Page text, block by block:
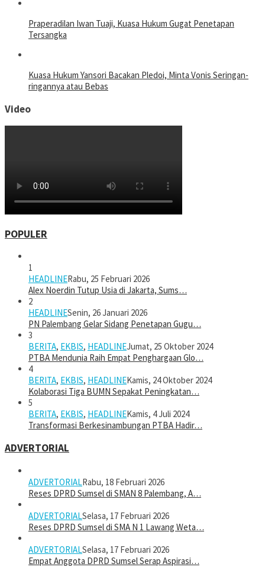
Praperadilan Iwan Tuaji, Kuasa Hukum Gugat Penetapan
Tersangka
Kuasa Hukum Yansori Bacakan Pledoi, Minta Vonis Seringan-
ringannya atau Bebas
Video
POPULER
1
HEADLINERabu, 25 Februari 2026
Alex Noerdin Tutup Usia di Jakarta, Sums…
2
HEADLINESenin, 26 Januari 2026
PN Palembang Gelar Sidang Penetapan Gugu…
3
BERITA, EKBIS, HEADLINEJumat, 25 Oktober 2024
PTBA Mendunia Raih Empat Penghargaan Glo…
4
BERITA, EKBIS, HEADLINEKamis, 24 Oktober 2024
Kolaborasi Tiga BUMN Sepakat Peningkatan…
5
BERITA, EKBIS, HEADLINEKamis, 4 Juli 2024
Transformasi Berkesinambungan PTBA Hadir…
ADVERTORIAL
ADVERTORIALRabu, 18 Februari 2026
Reses DPRD Sumsel di SMAN 8 Palembang, A…
ADVERTORIALSelasa, 17 Februari 2026
Reses DPRD Sumsel di SMA N 1 Lawang Weta…
ADVERTORIALSelasa, 17 Februari 2026
Empat Anggota DPRD Sumsel Serap Aspirasi…